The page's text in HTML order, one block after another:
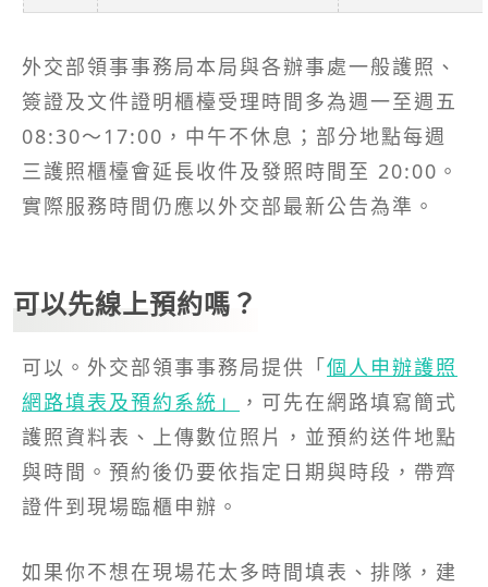
外交部領事事務局本局與各辦事處一般護照、
簽證及文件證明櫃檯受理時間多為週一至週五
08:30～17:00，中午不休息；部分地點每週
三護照櫃檯會延長收件及發照時間至 20:00。
實際服務時間仍應以外交部最新公告為準。
可以先線上預約嗎？
可以。外交部領事事務局提供「個人申辦護照
網路填表及預約系統」
，可先在網路填寫簡式
護照資料表、上傳數位照片，並預約送件地點
與時間。預約後仍要依指定日期與時段，帶齊
證件到現場臨櫃申辦。
如果你不想在現場花太多時間填表、排隊，建